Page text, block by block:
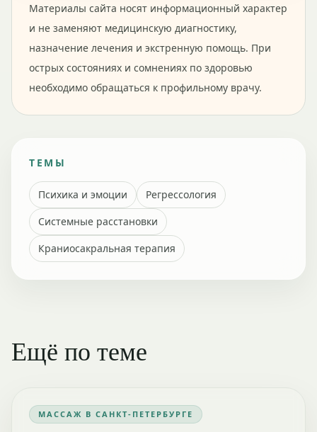
Материалы сайта носят информационный характер
и не заменяют медицинскую диагностику,
назначение лечения и экстренную помощь. При
острых состояниях и сомнениях по здоровью
необходимо обращаться к профильному врачу.
ТЕМЫ
Психика и эмоции
Регрессология
Системные расстановки
Краниосакральная терапия
Ещё по теме
МАССАЖ В САНКТ-ПЕТЕРБУРГЕ